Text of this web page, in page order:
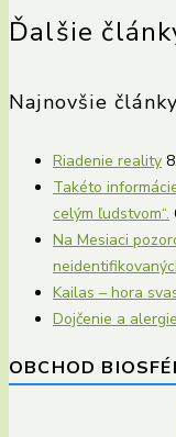
Ďalšie
Najnovšie články
Riadenie reality
Takéto
celým ľudstvom“.
Na Mesiaci
Kailas – hora
Dojčenie a alergie
OBCHOD